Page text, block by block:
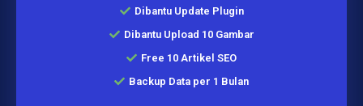
Dibantu Update Plugin
Dibantu Upload 10 Gambar
Free 10 Artikel SEO
Backup Data per 1 Bulan